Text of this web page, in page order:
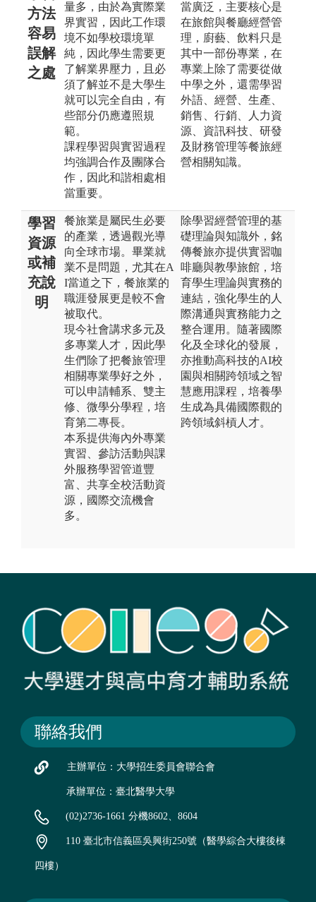
方法
容易
誤解
之處
量多，由於為實際業
界實習，因此工作環
境不如學校環境單
純，因此學生需要更
了解業界壓力，且必
須了解並不是大學生
就可以完全自由，有
些部分仍應遵照規
範。
課程學習與實習過程
均強調合作及團隊合
作，因此和諧相處相
當重要。
當廣泛，主要核心是
在旅館與餐廳經營管
理，廚藝、飲料只是
其中一部份專業，在
專業上除了需要從做
中學之外，還需學習
外語、經營、生產、
銷售、行銷、人力資
源、資訊科技、研發
及財務管理等餐旅經
營相關知識。
學習
資源
或補
充說
明
餐旅業是屬民生必要
的產業，透過觀光導
向全球市場。畢業就
業不是問題，尤其在A
I當道之下，餐旅業的
職涯發展更是較不會
被取代。
現今社會講求多元及
多專業人才，因此學
生們除了把餐旅管理
相關專業學好之外，
可以申請輔系、雙主
修、微學分學程，培
育第二專長。
本系提供海內外專業
實習、參訪活動與課
外服務學習管道豐
富、共享全校活動資
源，國際交流機會
多。
除學習經營管理的基
礎理論與知識外，銘
傳餐旅亦提供實習咖
啡廳與教學旅館，培
育學生理論與實務的
連結，強化學生的人
際溝通與實務能力之
整合運用。隨著國際
化及全球化的發展，
亦推動高科技的AI校
園與相關跨領域之智
慧應用課程，培養學
生成為具備國際觀的
跨領域斜槓人才。
聯絡我們
主辦單位：大學招生委員會聯合會
承辦單位：臺北醫學大學
(02)2736-1661 分機8602、8604
110 臺北市信義區吳興街250號（醫學綜合大樓後棟
四樓）